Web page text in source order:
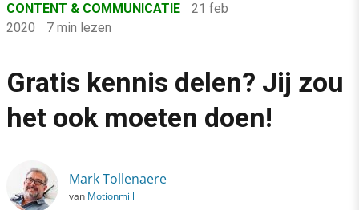
›
Content & Communicatie
›
CONTENT & COMMUNICATIE
21 feb
2020
7 min lezen
Gratis kennis delen? Jij zou
het ook moeten doen!
Mark Tollenaere
van Motionmill